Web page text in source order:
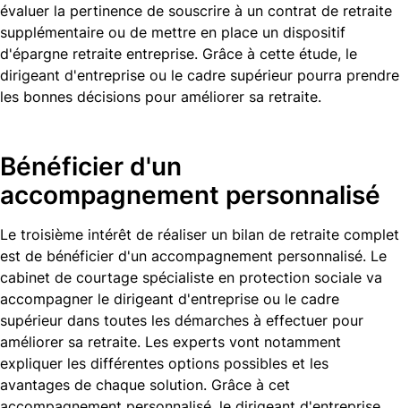
évaluer la pertinence de souscrire à un contrat de retraite
supplémentaire ou de mettre en place un dispositif
d'épargne retraite entreprise. Grâce à cette étude, le
dirigeant d'entreprise ou le cadre supérieur pourra prendre
les bonnes décisions pour améliorer sa retraite.
Bénéficier d'un
accompagnement personnalisé
Le troisième intérêt de réaliser un bilan de retraite complet
est de bénéficier d'un accompagnement personnalisé. Le
cabinet de courtage spécialiste en protection sociale va
accompagner le dirigeant d'entreprise ou le cadre
supérieur dans toutes les démarches à effectuer pour
améliorer sa retraite. Les experts vont notamment
expliquer les différentes options possibles et les
avantages de chaque solution. Grâce à cet